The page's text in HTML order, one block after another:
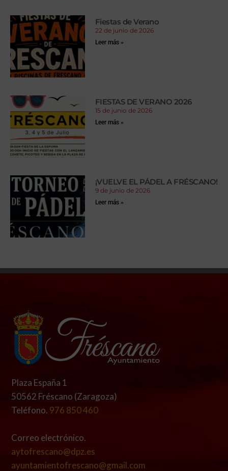
Fiestas de Verano
22 de junio de 2026
Leer más »
FIESTAS DE VERANO 2026
15 de junio de 2026
Leer más »
¡VUELVE EL PÁDEL A FRÉSCANO!
9 de junio de 2026
Leer más »
Plaza España 1
50562 Fréscano (Zaragoza)
Teléfono. 976 850 460
Correo electrónico.
aytofrescano@dpz.es
ayuntamientofrescano@gmail.com